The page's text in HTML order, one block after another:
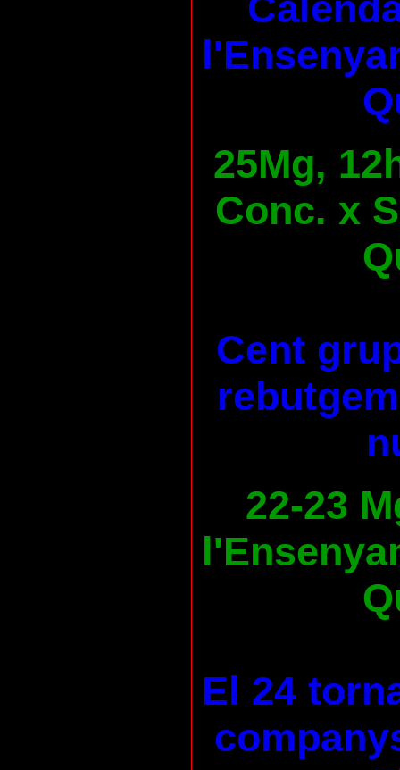
25Mg,
Conc. x
Cent
22-23
El 24